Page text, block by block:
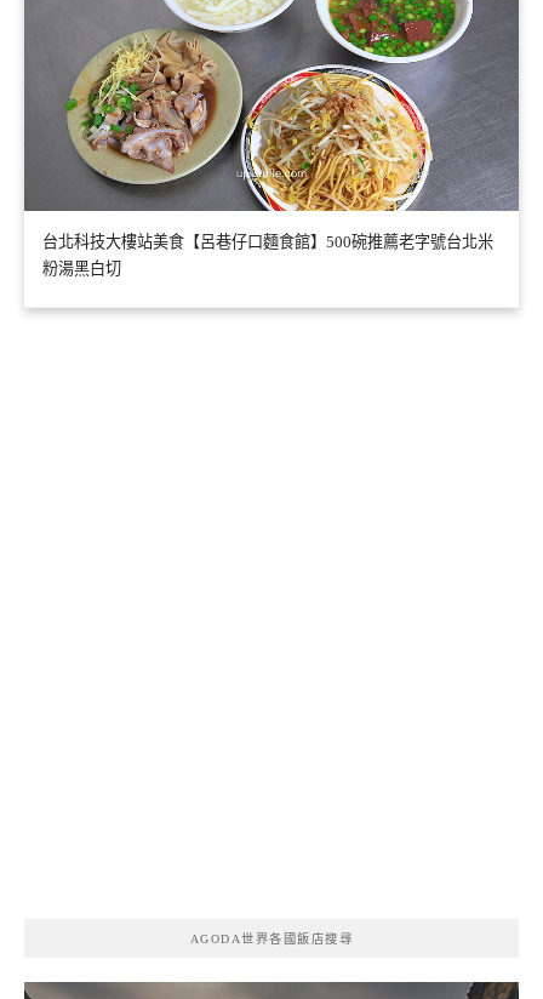
台北科技大樓站美食【呂巷仔口麵食館】500碗推薦老字號台北米
粉湯黑白切
AGODA世界各國飯店搜尋